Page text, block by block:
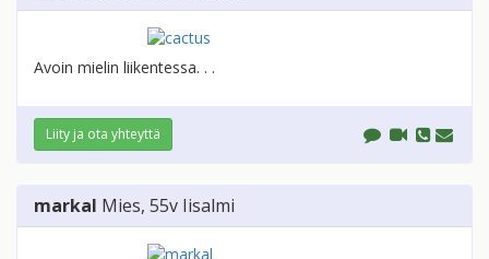
Avoin mielin liikentessa. . .
Liity ja ota yhteyttä
markal Mies, 55v Iisalmi